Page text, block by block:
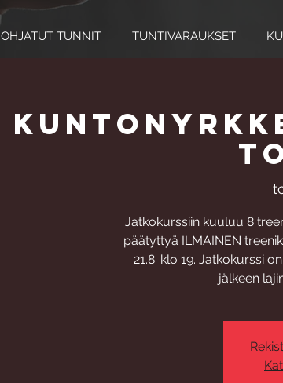
OHJATUT TUNNIT TUNTIVARAUKSET
Jatkokurssiin kuuluu 8
päätyttyä ILMAINEN
21.8. klo 19. Jatkokurssi
jälkeen